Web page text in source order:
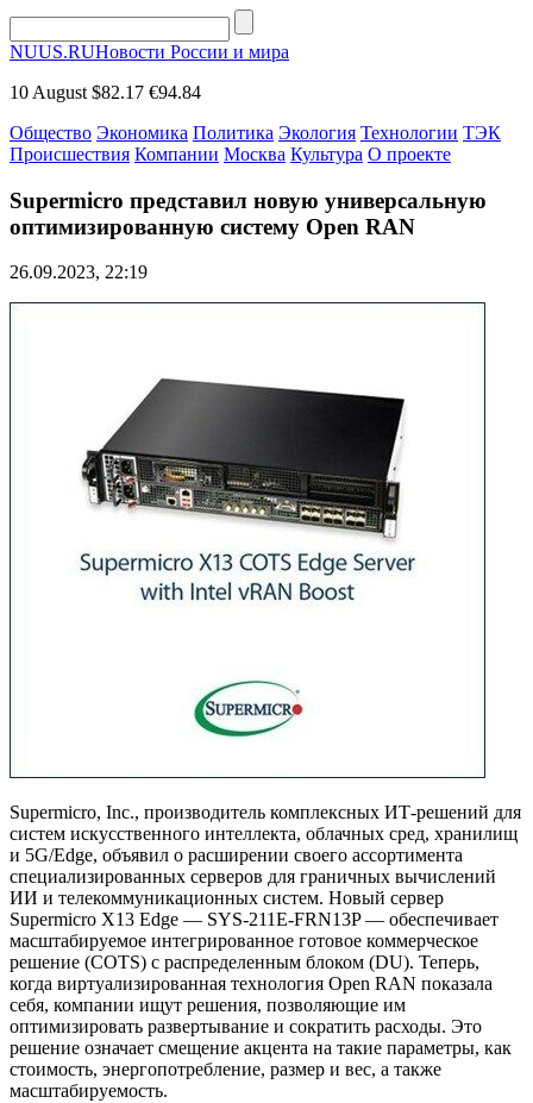
NUUS.RUНовости России и мира
10 August $82.17 €94.84
Общество Экономика Политика Экология Технологии ТЭК
Происшествия Компании Москва Культура О проекте
Supermicro представил новую универсальную
оптимизированную систему Open RAN
26.09.2023, 22:19
Supermicro, Inc., производитель комплексных ИТ-решений для
систем искусственного интеллекта, облачных сред, хранилищ
и 5G/Edge, объявил о расширении своего ассортимента
специализированных серверов для граничных вычислений
ИИ и телекоммуникационных систем. Новый сервер
Supermicro X13 Edge — SYS-211E-FRN13P — обеспечивает
масштабируемое интегрированное готовое коммерческое
решение (COTS) с распределенным блоком (DU). Теперь,
когда виртуализированная технология Open RAN показала
себя, компании ищут решения, позволяющие им
оптимизировать развертывание и сократить расходы. Это
решение означает смещение акцента на такие параметры, как
стоимость, энергопотребление, размер и вес, а также
масштабируемость.